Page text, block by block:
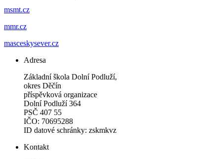
msmt.cz
mmr.cz
masceskysever.cz
Adresa
Základní škola Dolní Podluží,
okres Děčín
příspěvková organizace
Dolní Podluží 364
PSČ 407 55
IČO: 70695288
ID datové schránky: zskmkvz
Kontakt